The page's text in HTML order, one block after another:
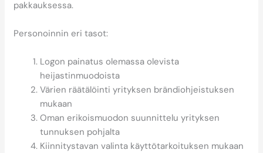
pakkauksessa.
Personoinnin eri tasot:
Logon painatus olemassa olevista
heijastinmuodoista
Värien räätälöinti yrityksen brändiohjeistuksen
mukaan
Oman erikoismuodon suunnittelu yrityksen
tunnuksen pohjalta
Kiinnitystavan valinta käyttötarkoituksen mukaan